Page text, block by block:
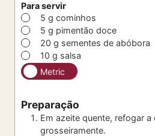
Para servir
▢
5 g cominhos
▢
5 g pimentão doce
▢
20 g sementes de abóbora
▢10 g salsa
Metric
Preparação
Em azeite quente, refogar
grosseiramente.